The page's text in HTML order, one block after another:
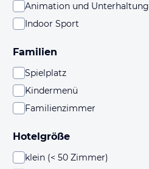
Animation und Unterhaltung
Indoor Sport
Familien
Spielplatz
Kindermenü
Familienzimmer
Hotelgröße
klein (< 50 Zimmer)